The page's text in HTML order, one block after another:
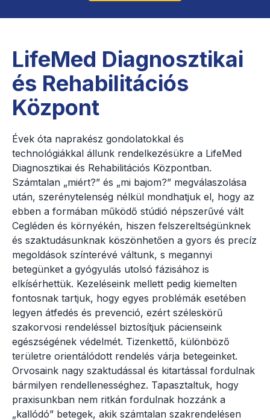
LifeMed Diagnosztikai
és Rehabilitációs
Központ
Évek óta naprakész gondolatokkal és
technológiákkal állunk rendelkezésükre a LifeMed
Diagnosztikai és Rehabilitációs Központban.
Számtalan „miért?” és „mi bajom?” megválaszolása
után, szerénytelenség nélkül mondhatjuk el, hogy az
ebben a formában működő stúdió népszerűvé vált
Cegléden és környékén, hiszen felszereltségünknek
és szaktudásunknak köszönhetően a gyors és precíz
megoldások színterévé váltunk, s megannyi
betegünket a gyógyulás utolsó fázisához is
elkísérhettük. Kezeléseink mellett pedig kiemelten
fontosnak tartjuk, hogy egyes problémák esetében
legyen átfedés és prevenció, ezért széleskörű
szakorvosi rendeléssel biztosítjuk pácienseink
egészségének védelmét. Tizenkettő, különböző
területre orientálódott rendelés várja betegeinket.
Orvosaink nagy szaktudással és kitartással fordulnak
bármilyen rendellenességhez. Tapasztaltuk, hogy
praxisunkban nem ritkán fordulnak hozzánk a
„kallódó” betegek, akik számtalan szakrendelésen